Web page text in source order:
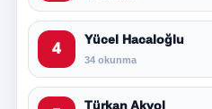
4
Yücel Hacaloğlu
34 okunma
Türkan Akyol